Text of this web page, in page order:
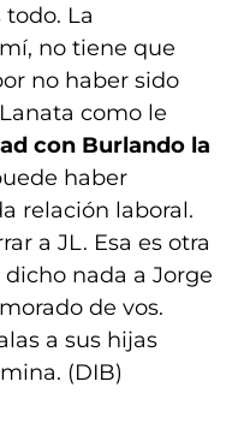
La
no tiene que
no haber sido
como le
con Burlando la
haber
relación laboral.
a JL. Esa es otra
nada a Jorge
de vos.
a sus hijas
(DIB)